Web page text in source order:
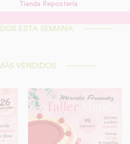
Tienda Repostería
ESTA SEMANA
VENDIDOS